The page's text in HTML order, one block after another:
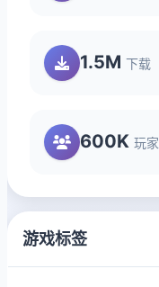
1.5M 下载
600K 玩家
游戏标签